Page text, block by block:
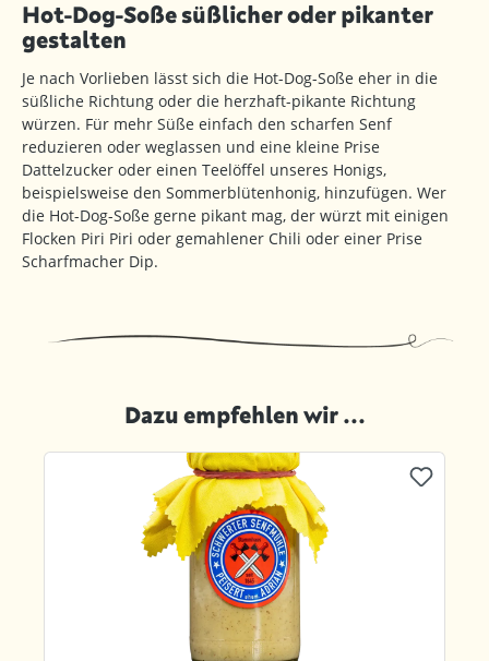
Hot-Dog-Soße süßlicher oder pikanter
gestalten
Je nach Vorlieben lässt sich die Hot-Dog-Soße eher in die
süßliche Richtung oder die herzhaft-pikante Richtung
würzen. Für mehr Süße einfach den scharfen Senf
reduzieren oder weglassen und eine kleine Prise
Dattelzucker oder einen Teelöffel unseres Honigs,
beispielsweise den Sommerblütenhonig, hinzufügen. Wer
die Hot-Dog-Soße gerne pikant mag, der würzt mit einigen
Flocken Piri Piri oder gemahlener Chili oder einer Prise
Scharfmacher Dip.
Dazu empfehlen wir ...
Produktgalerie überspringen